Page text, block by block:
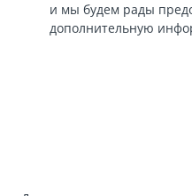
и мы будем рады
дополнительную